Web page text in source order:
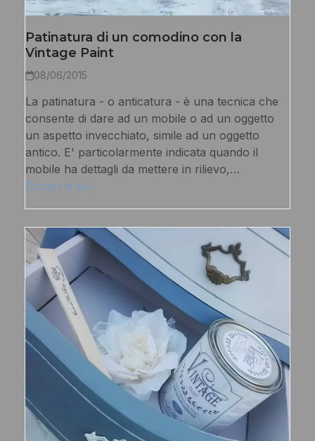
Patinatura di un comodino con la
Vintage Paint
08/06/2015
La patinatura - o anticatura - è una tecnica che
consente di dare ad un mobile o ad un oggetto
un aspetto invecchiato, simile ad un oggetto
antico. E' particolarmente indicata quando il
mobile ha dettagli da mettere in rilievo,…
Scopri di più